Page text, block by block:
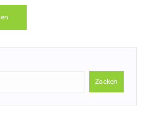
Zoeken